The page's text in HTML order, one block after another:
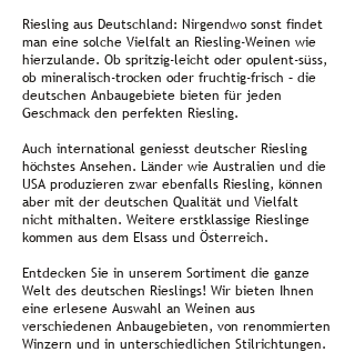
Riesling aus Deutschland: Nirgendwo sonst findet
man eine solche Vielfalt an Riesling-Weinen wie
hierzulande. Ob spritzig-leicht oder opulent-süss,
ob mineralisch-trocken oder fruchtig-frisch – die
deutschen Anbaugebiete bieten für jeden
Geschmack den perfekten Riesling.
Auch international geniesst deutscher Riesling
höchstes Ansehen. Länder wie Australien und die
USA produzieren zwar ebenfalls Riesling, können
aber mit der deutschen Qualität und Vielfalt
nicht mithalten. Weitere erstklassige Rieslinge
kommen aus dem Elsass und Österreich.
Entdecken Sie in unserem Sortiment die ganze
Welt des deutschen Rieslings! Wir bieten Ihnen
eine erlesene Auswahl an Weinen aus
verschiedenen Anbaugebieten, von renommierten
Winzern und in unterschiedlichen Stilrichtungen.